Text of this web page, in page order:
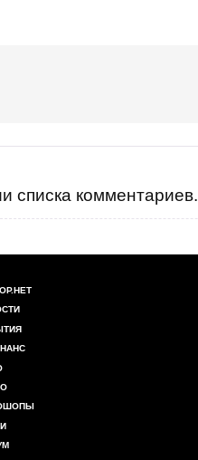
списка комментариев.